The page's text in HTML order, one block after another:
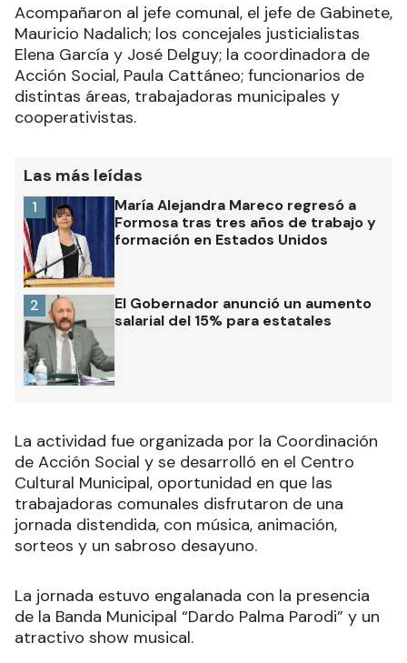
Acompañaron al jefe comunal, el jefe de Gabinete,
Mauricio Nadalich; los concejales justicialistas
Elena García y José Delguy; la coordinadora de
Acción Social, Paula Cattáneo; funcionarios de
distintas áreas, trabajadoras municipales y
cooperativistas.
Las más leídas
María Alejandra Mareco regresó a
Formosa tras tres años de trabajo y
formación en Estados Unidos
1
El Gobernador anunció un aumento
salarial del 15% para estatales
2
La actividad fue organizada por la Coordinación
de Acción Social y se desarrolló en el Centro
Cultural Municipal, oportunidad en que las
trabajadoras comunales disfrutaron de una
jornada distendida, con música, animación,
sorteos y un sabroso desayuno.
La jornada estuvo engalanada con la presencia
de la Banda Municipal “Dardo Palma Parodi” y un
atractivo show musical.